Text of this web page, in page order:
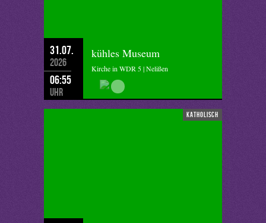
31.07.
2026
06:55
Uhr
kühles Museum
Kirche in WDR 5 | Nelißen
katholisch